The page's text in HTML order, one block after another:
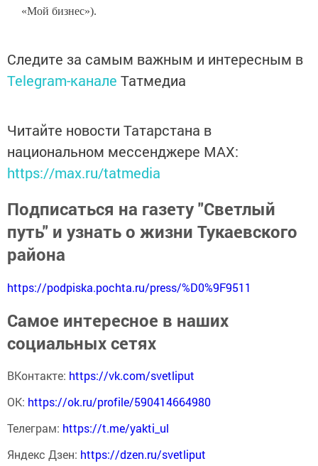
«Мой бизнес»).
Следите за самым важным и интересным в
Telegram-канале Татмедиа
Читайте новости Татарстана в
национальном мессенджере MАХ:
https://max.ru/tatmedia
Подписаться на газету "Светлый
путь" и узнать о жизни Тукаевского
района
https://podpiska.pochta.ru/press/%D0%9F9511
Самое интересное в наших
социальных сетях
ВКонтакте: https://vk.com/svetliput
ОК: https://ok.ru/profile/590414664980
Телеграм: https://t.me/yakti_ul
Яндекс Дзен: https://dzen.ru/svetliput